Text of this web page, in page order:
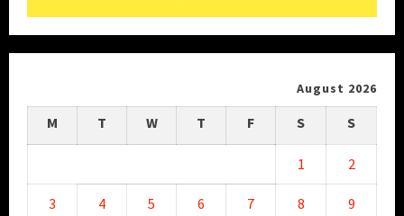
August 2026
M T W T F S S
1 2
3 4 5 6 7 8 9